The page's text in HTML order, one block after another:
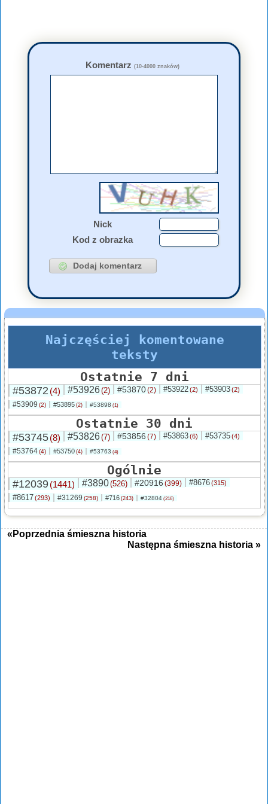
Komentarz (10-4000 znaków)
Nick
Kod z obrazka
Najczęściej komentowane
teksty
Ostatnie 7 dni
#53872 (4) #53926(2) #53870(2) #53922(2) #53903(2)
#53909 (2) #53895 (2) #53898 (1)
Ostatnie 30 dni
#53745(8) #53826(7) #53856 (7) #53863(6) #53735(4)
#53764(4) #53750 (4) #53763 (4)
Ogólnie
#12039(1441) #3890(526) #20916 (399) #8676(315)
#8617(293) #31269 (258) #716 (243) #32804 (216)
«Poprzednia śmieszna historia
Następna śmieszna historia »